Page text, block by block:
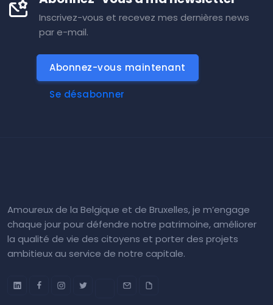
Inscrivez-vous et recevez mes dernières news
par e-mail.
Abonnez-vous maintenant
Se désabonner
Amoureux de la Belgique et de Bruxelles, je m’engage
chaque jour pour défendre notre patrimoine, améliorer
la qualité de vie des citoyens et porter des projets
ambitieux au service de notre capitale.